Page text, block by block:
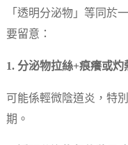
「透明分泌物」等同於
要留意：
1. 分泌物拉絲+痕癢或灼
可能係輕微陰道炎，特
期。